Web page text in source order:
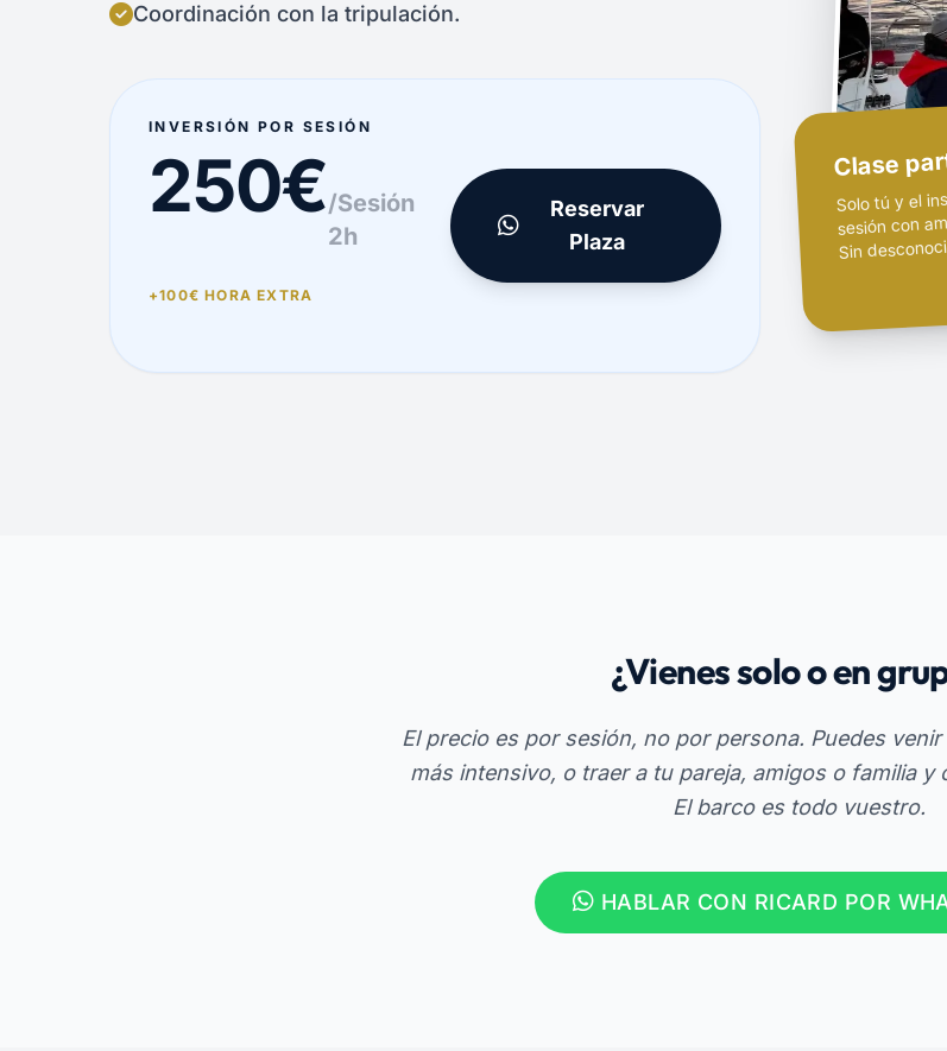
Coordinación con la tripulación.
INVERSIÓN POR SESIÓN
250€/Sesión
2h
+100€ HORA EXTRA
Reservar
Plaza
Clase
Solo tú y el
sesión con
Sin
¿Vienes solo o en
El precio es por sesión, no por persona. Puedes
más intensivo, o traer a tu pareja, amigos o familia y
El barco es todo vuestro.
HABLAR CON RICARD POR